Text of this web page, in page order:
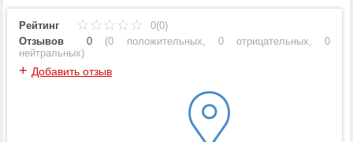
Рейтинг
0(0)
Отзывов
0 (0 положительных, 0 отрицательных,0
нейтральных)
+ Добавить отзыв